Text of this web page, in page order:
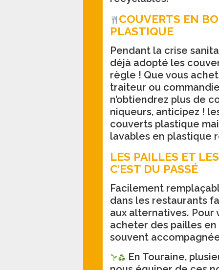
COUVERTS EN
PLASTIQUE
Pendant la crise
déjà adopté les
règle ! Que vous
traiteur ou
n’obtiendrez plus de
niqueurs, anticipez !
couverts plastique
lavables en plastique
LES PAILLES ET
C’EST DU PASSÉ
Facilement
dans les restaurants
aux alternatives. Pour
acheter des pailles
souvent
En Touraine,